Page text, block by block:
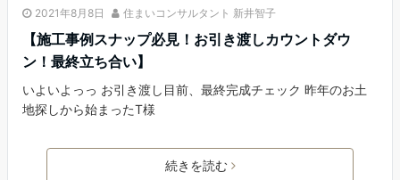
2021年8月8日 住まいコンサルタント 新井智子
【施工事例スナップ必見！お引き渡しカウントダウ
ン！最終立ち合い】
いよいよっっ お引き渡し目前、最終完成チェック 昨年のお土
地探しから始まったT様
続きを読む